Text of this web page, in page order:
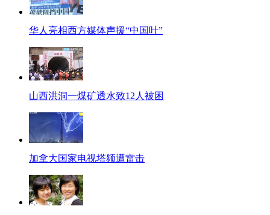
华人亮相西方媒体声援“中国叶”
山西洪洞一煤矿透水致12人被困
加拿大国家电视塔频遭雷击